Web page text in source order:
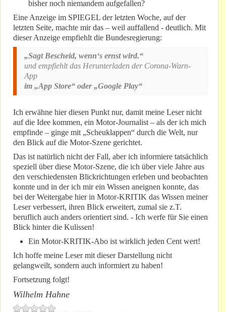
bisher noch niemandem aufgefallen?
Eine Anzeige im SPIEGEL der letzten Woche, auf der
letzten Seite, machte mir das – weil auffallend - deutlich. Mit
dieser Anzeige empfiehlt die Bundesregierung:
„Sagt Bescheid, wenn‘s ernst wird.“
und empfiehlt das Herunterladen der Corona-Warn-
App
im „App Store“ oder „Google Play“
Ich erwähne hier diesen Punkt nur, damit meine Leser nicht
auf die Idee kommen, ein Motor-Journalist – als der ich mich
empfinde – ginge mit „Scheuklappen“ durch die Welt, nur
den Blick auf die Motor-Szene gerichtet.
Das ist natürlich nicht der Fall, aber ich informiere tatsächlich
speziell über diese Motor-Szene, die ich über viele Jahre aus
den verschiedensten Blickrichtungen erleben und beobachten
konnte und in der ich mir ein Wissen aneignen konnte, das
bei der Weitergabe hier in Motor-KRITIK das Wissen meiner
Leser verbessert, ihren Blick erweitert, zumal sie z.T.
beruflich auch anders orientiert sind. - Ich werfe für Sie einen
Blick hinter die Kulissen!
Ein Motor-KRITIK-Abo ist wirklich jeden Cent wert!
Ich hoffe meine Leser mit dieser Darstellung nicht
gelangweilt, sondern auch informiert zu haben!
Fortsetzung folgt!
Wilhelm Hahne